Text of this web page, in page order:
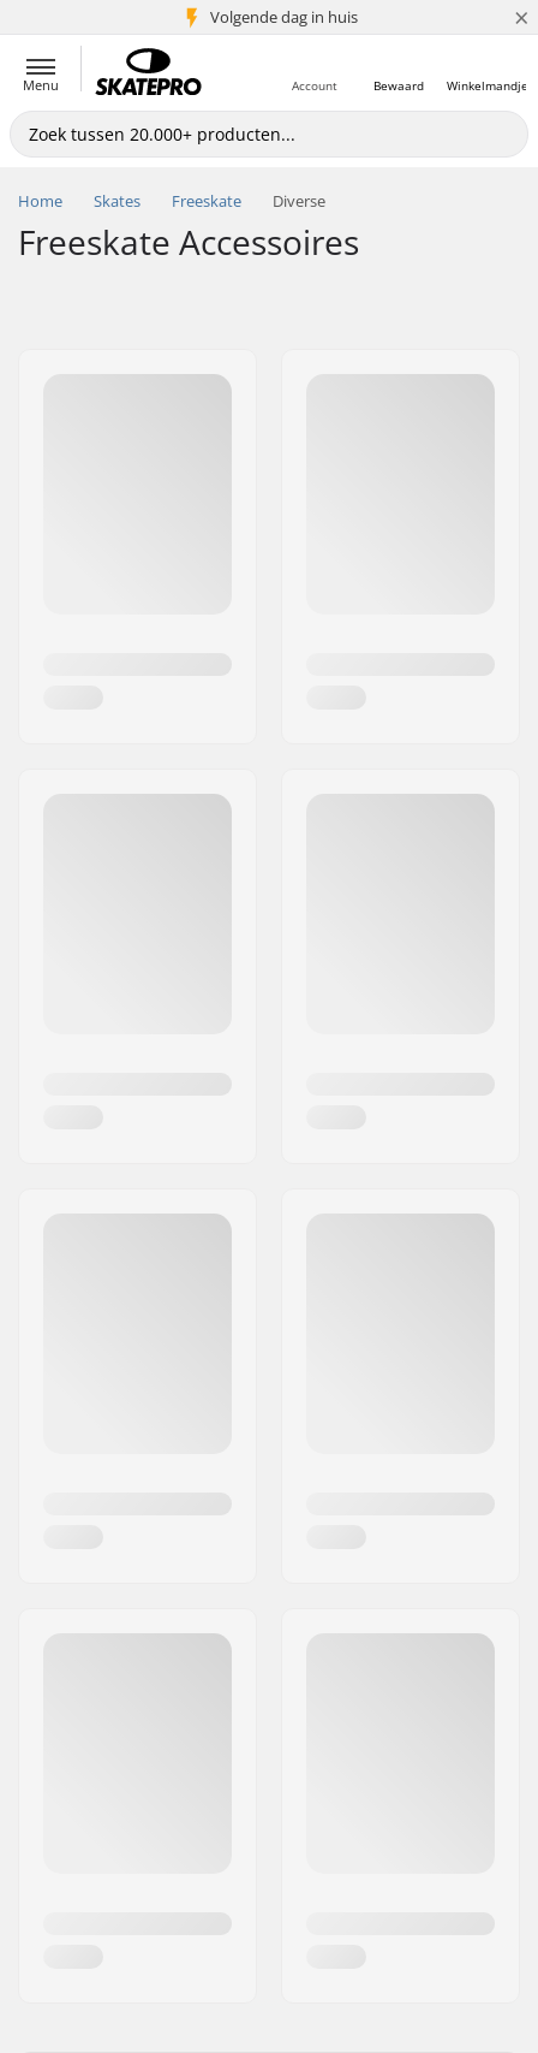
Volgende dag in huis
5+ mln. klanten ×
Menu Winkelmandje
Bewaard
Account
Home Skates Freeskate Diverse
Freeskate Accessoires